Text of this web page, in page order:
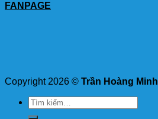
FANPAGE
Copyright 2026 © Trần Hoàng Minh
Tìm
kiếm: